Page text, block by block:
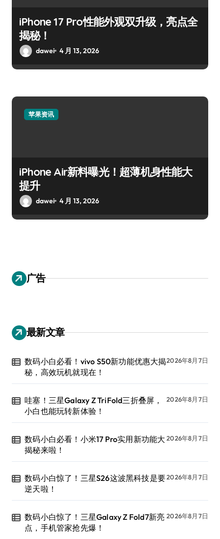
iPhone 17 Pro性能外观双升级，亮点全
揭秘！
dawei 4 月 13, 2026
苹果资讯
iPhone Air新料曝光！超薄机身性能大
提升
dawei 4 月 13, 2026
广告
最新文章
数码小白必看！vivo S50新功能优惠大揭
秘，高效玩机就现在！
2026年8月7日
哇塞！三星Galaxy Z TriFold三折叠屏，
小白也能玩转新体验！
2026年8月7日
数码小白必看！小米17 Pro实用新功能大
揭秘来啦！
2026年8月7日
数码小白惊了！三星S26这波黑科技是要
逆天啦！
2026年8月7日
数码小白惊了！三星Galaxy Z Fold7新亮
点，手机管家抢先爆！
2026年8月7日